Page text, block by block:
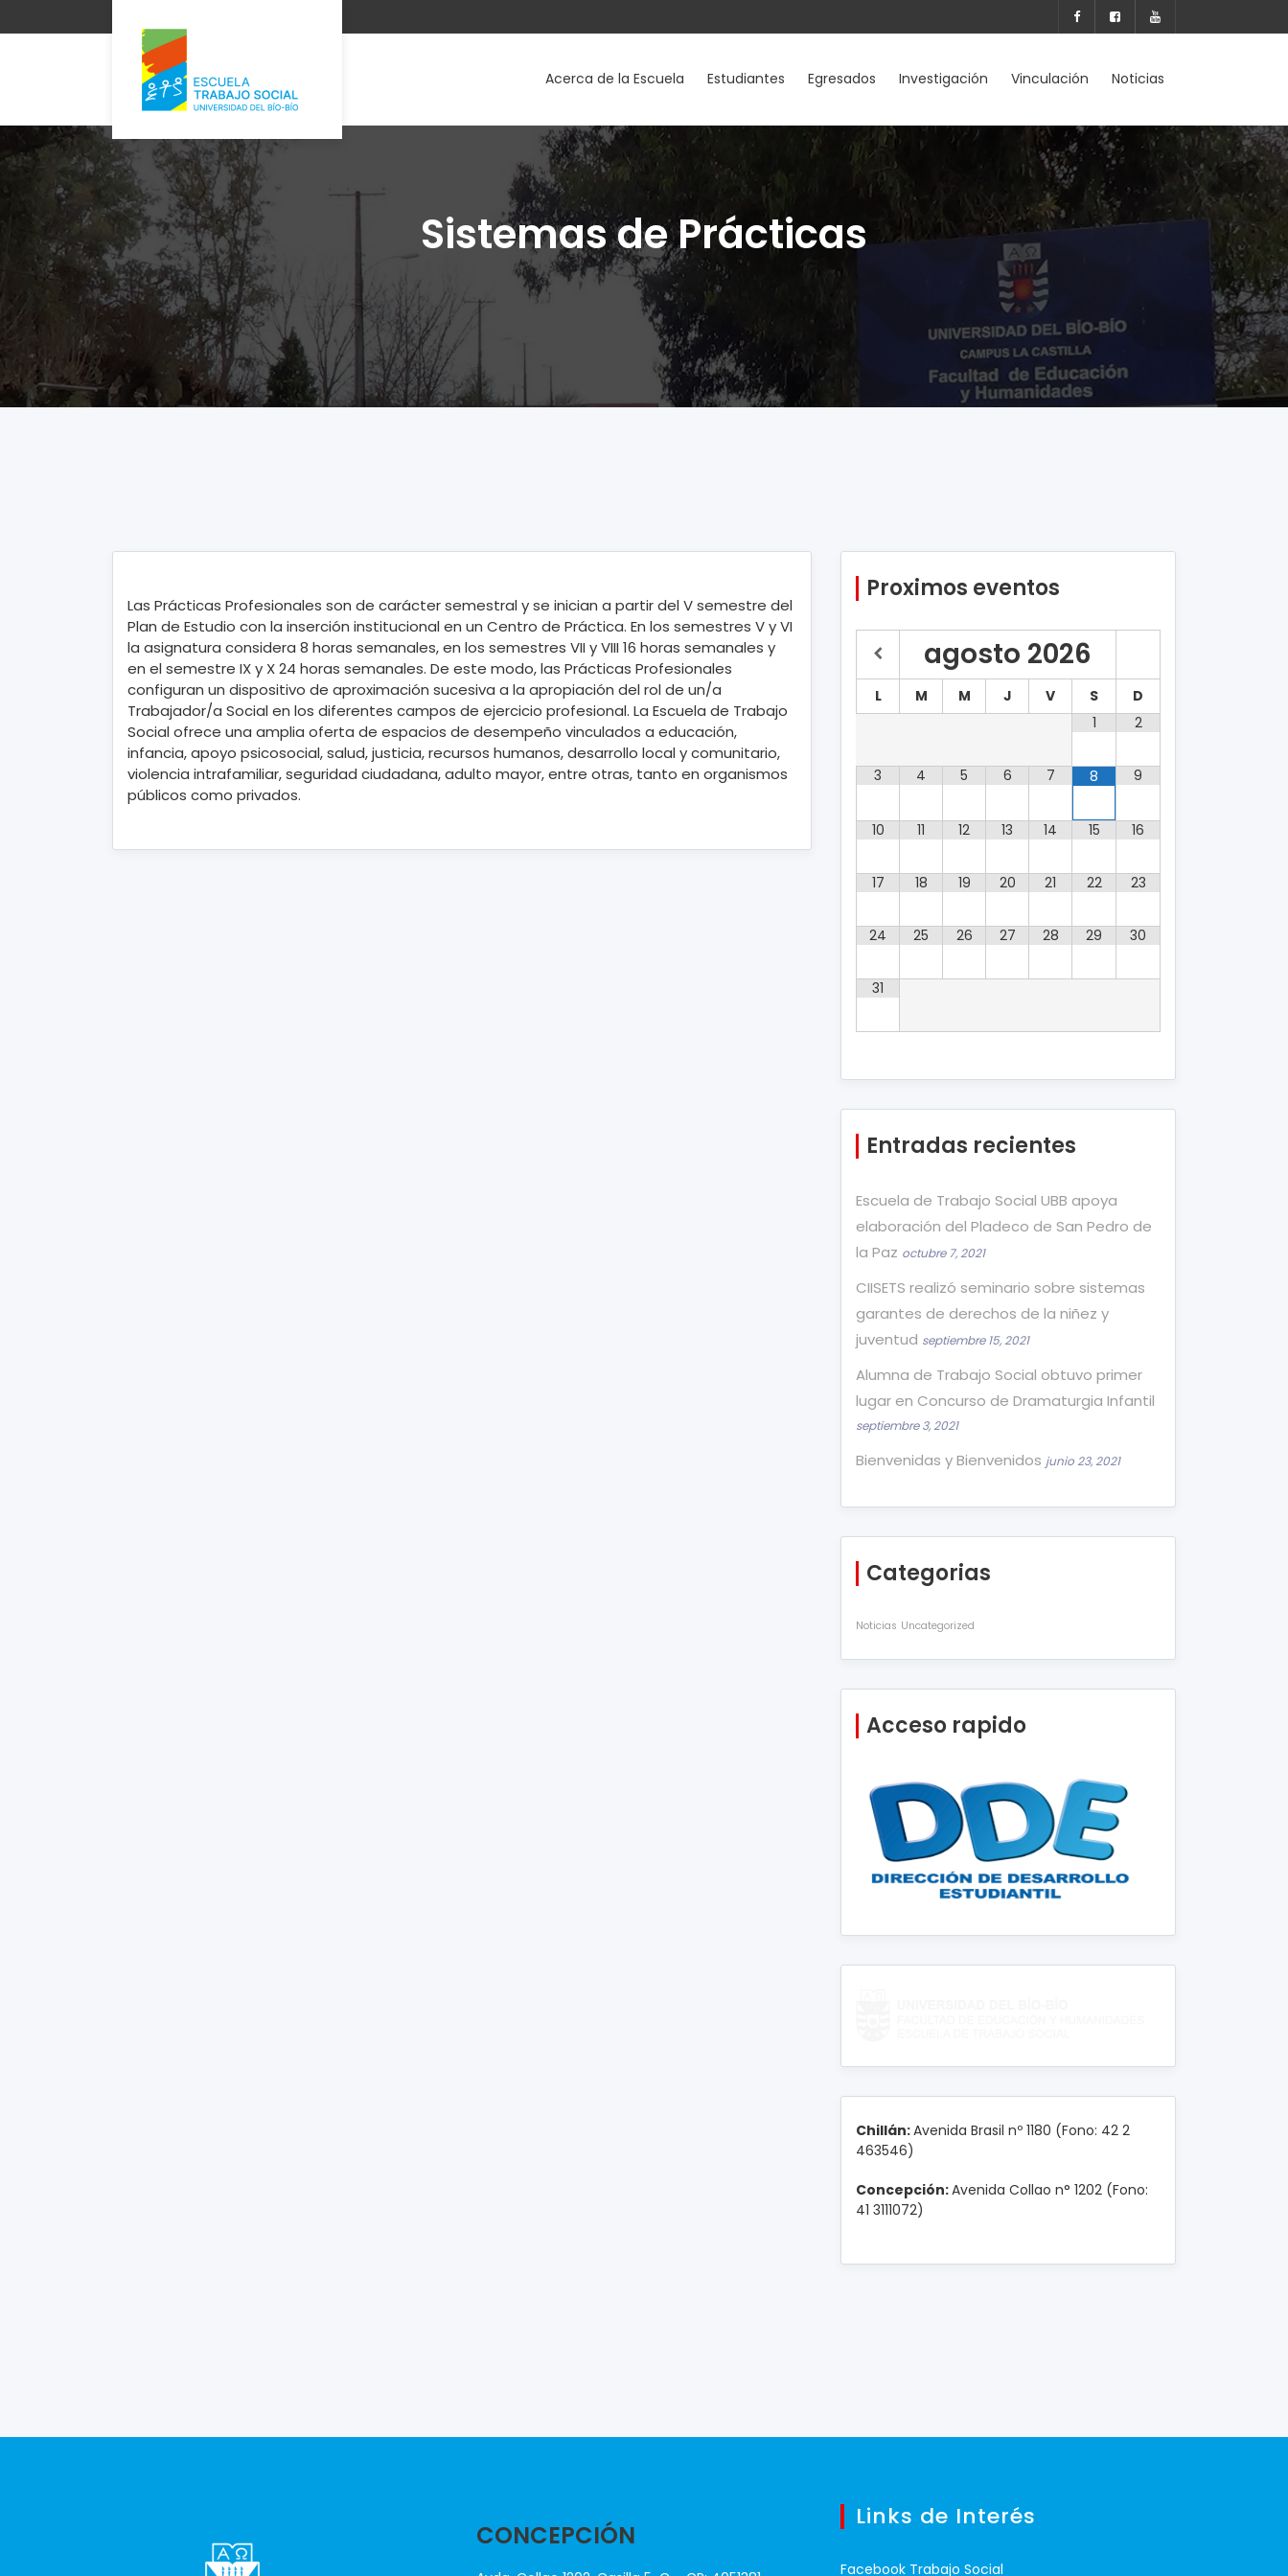
Acerca de la Escuela Estudiantes Egresados Investigación Vinculación Noticias
Sistemas de Prácticas
Las Prácticas Profesionales son de carácter semestral y se inician a partir del V semestre del
Plan de Estudio con la inserción institucional en un Centro de Práctica. En los semestres V y VI
la asignatura considera 8 horas semanales, en los semestres VII y VIII 16 horas semanales y
en el semestre IX y X 24 horas semanales. De este modo, las Prácticas Profesionales
configuran un dispositivo de aproximación sucesiva a la apropiación del rol de un/a
Trabajador/a Social en los diferentes campos de ejercicio profesional. La Escuela de Trabajo
Social ofrece una amplia oferta de espacios de desempeño vinculados a educación,
infancia, apoyo psicosocial, salud, justicia, recursos humanos, desarrollo local y comunitario,
violencia intrafamiliar, seguridad ciudadana, adulto mayor, entre otras, tanto en organismos
públicos como privados.
Proximos eventos
agosto 2026
L M M J V S
D
1
2
3 4 5 6 7 8 9
10 11 12 13 14 15 16
17 18 19 20 21 22 23
24 25 26 27 28 29 30
31
Entradas recientes
Escuela de Trabajo Social UBB apoya
elaboración del Pladeco de San Pedro de
la Paz octubre 7, 2021
CIISETS realizó seminario sobre sistemas
garantes de derechos de la niñez y
juventud septiembre 15, 2021
Alumna de Trabajo Social obtuvo primer
lugar en Concurso de Dramaturgia Infantil
septiembre 3, 2021
Bienvenidas y Bienvenidos junio 23, 2021
Categorias
Noticias Uncategorized
Acceso rapido
Chillán:Avenida Brasil nº 1180 (Fono: 42 2
463546)
Concepción:Avenida Collao n° 1202 (Fono:
41 3111072)
CONCEPCIÓN
Links de Interés
Facebook Trabajo Social